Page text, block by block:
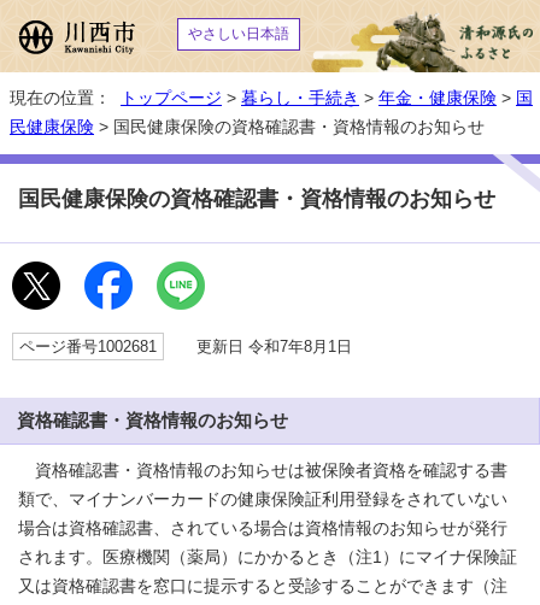
やさしい日本語
現在の位置： トップページ > 暮らし・手続き > 年金・健康保険 > 国
民健康保険 > 国民健康保険の資格確認書・資格情報のお知らせ
国民健康保険の資格確認書・資格情報のお知らせ
ページ番号1002681 更新日 令和7年8月1日
資格確認書・資格情報のお知らせ
資格確認書・資格情報のお知らせは被保険者資格を確認する書
類で、マイナンバーカードの健康保険証利用登録をされていない
場合は資格確認書、されている場合は資格情報のお知らせが発行
されます。医療機関（薬局）にかかるとき（注1）にマイナ保険証
又は資格確認書を窓口に提示すると受診することができます（注